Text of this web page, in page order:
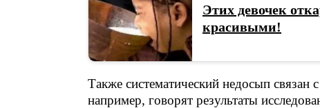
Этих девочек
красивыми!
Также систематический недосып
например, говорят результаты